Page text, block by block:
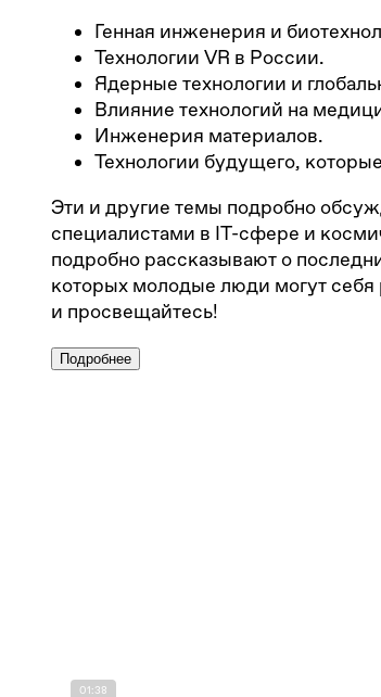
Генная инженерия и
Технологии VR в России.
Ядерные технологии и
Влияние технологий на
Инженерия материалов.
Технологии будущего,
Эти и другие темы подробно
специалистами в IT-сфере и
подробно рассказывают о
которых молодые люди могут себя
и просвещайтесь!
Подробнее
01:38